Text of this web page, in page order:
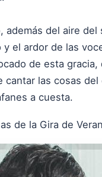
además del aire
el ardor de las
de esta
cantar las cosas
a cuesta.
de la Gira de